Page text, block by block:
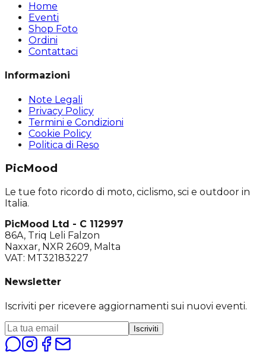
Home
Eventi
Shop Foto
Ordini
Contattaci
Informazioni
Note Legali
Privacy Policy
Termini e Condizioni
Cookie Policy
Politica di Reso
PicMood
Le tue foto ricordo di moto, ciclismo, sci e outdoor in
Italia.
PicMood Ltd - C 112997
86A, Triq Leli Falzon
Naxxar, NXR 2609, Malta
VAT: MT32183227
Newsletter
Iscriviti per ricevere aggiornamenti sui nuovi eventi.
Iscriviti